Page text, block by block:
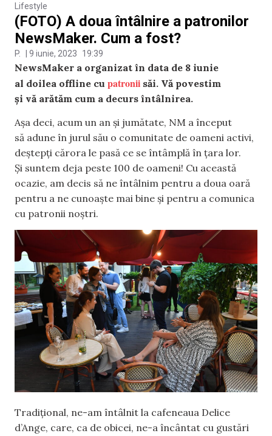
Lifestyle
(FOTO) A doua întâlnire a patronilor
NewsMaker. Cum a fost?
P. 9 iunie, 2023 19:39
NewsMaker a organizat în data de 8 iunie
al doilea offline cu patronii săi. Vă povestim
și vă arătăm cum a decurs întâlnirea.
Așa deci, acum un an și jumătate, NM a început
să adune în jurul său o comunitate de oameni activi,
deștepți cărora le pasă ce se întâmplă în țara lor.
Și suntem deja peste 100 de oameni! Cu această
ocazie, am decis să ne întâlnim pentru a doua oară
pentru a ne cunoaște mai bine și pentru a comunica
cu patronii noștri.
Tradițional, ne-am întâlnit la cafeneaua Delice
d’Ange, care, ca de obicei, ne-a încântat cu gustări